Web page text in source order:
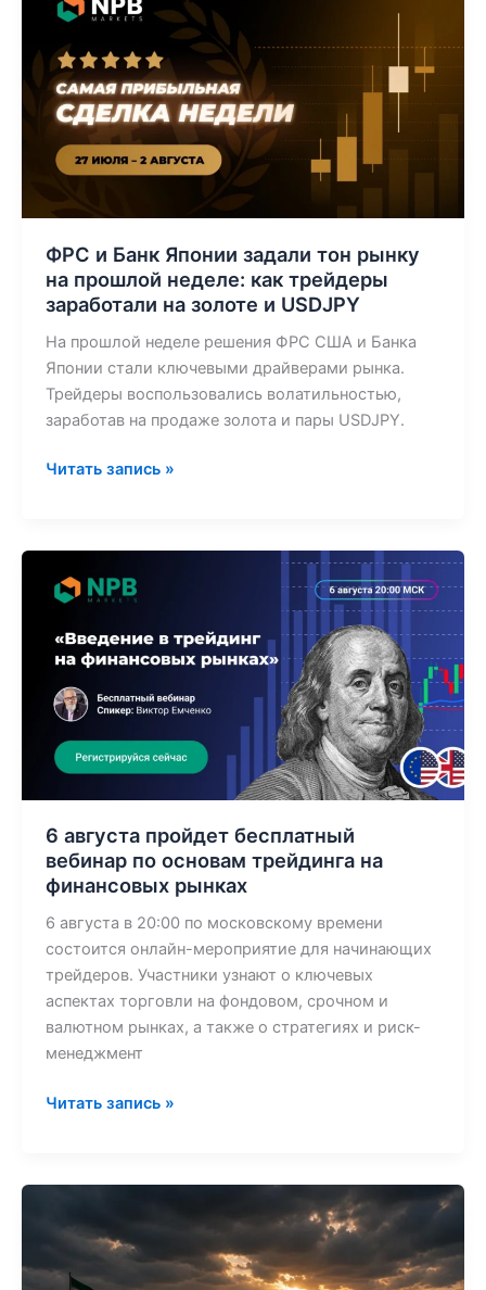
ФРС и Банк Японии задали тон рынку
на прошлой неделе: как трейдеры
заработали на золоте и USDJPY
На прошлой неделе решения ФРС США и Банка
Японии стали ключевыми драйверами рынка.
Трейдеры воспользовались волатильностью,
заработав на продаже золота и пары USDJPY.
Японии
задали
тон
на
неделе:
трейдеры
заработали
на
золоте
и
USDJPY
Читать запись »
6 августа пройдет бесплатный
вебинар по основам трейдинга на
финансовых рынках
6 августа в 20:00 по московскому времени
состоится онлайн-мероприятие для начинающих
трейдеров. Участники узнают о ключевых
аспектах торговли на фондовом, срочном и
валютном рынках, а также о стратегиях и риск-
менеджмент
августа
бесплатный
вебинар
по
основам
трейдинга
на
финансовых
рынках
Читать запись »
могут